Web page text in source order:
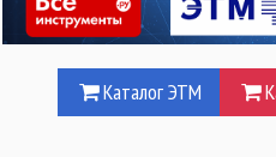
Каталог ЭТМ